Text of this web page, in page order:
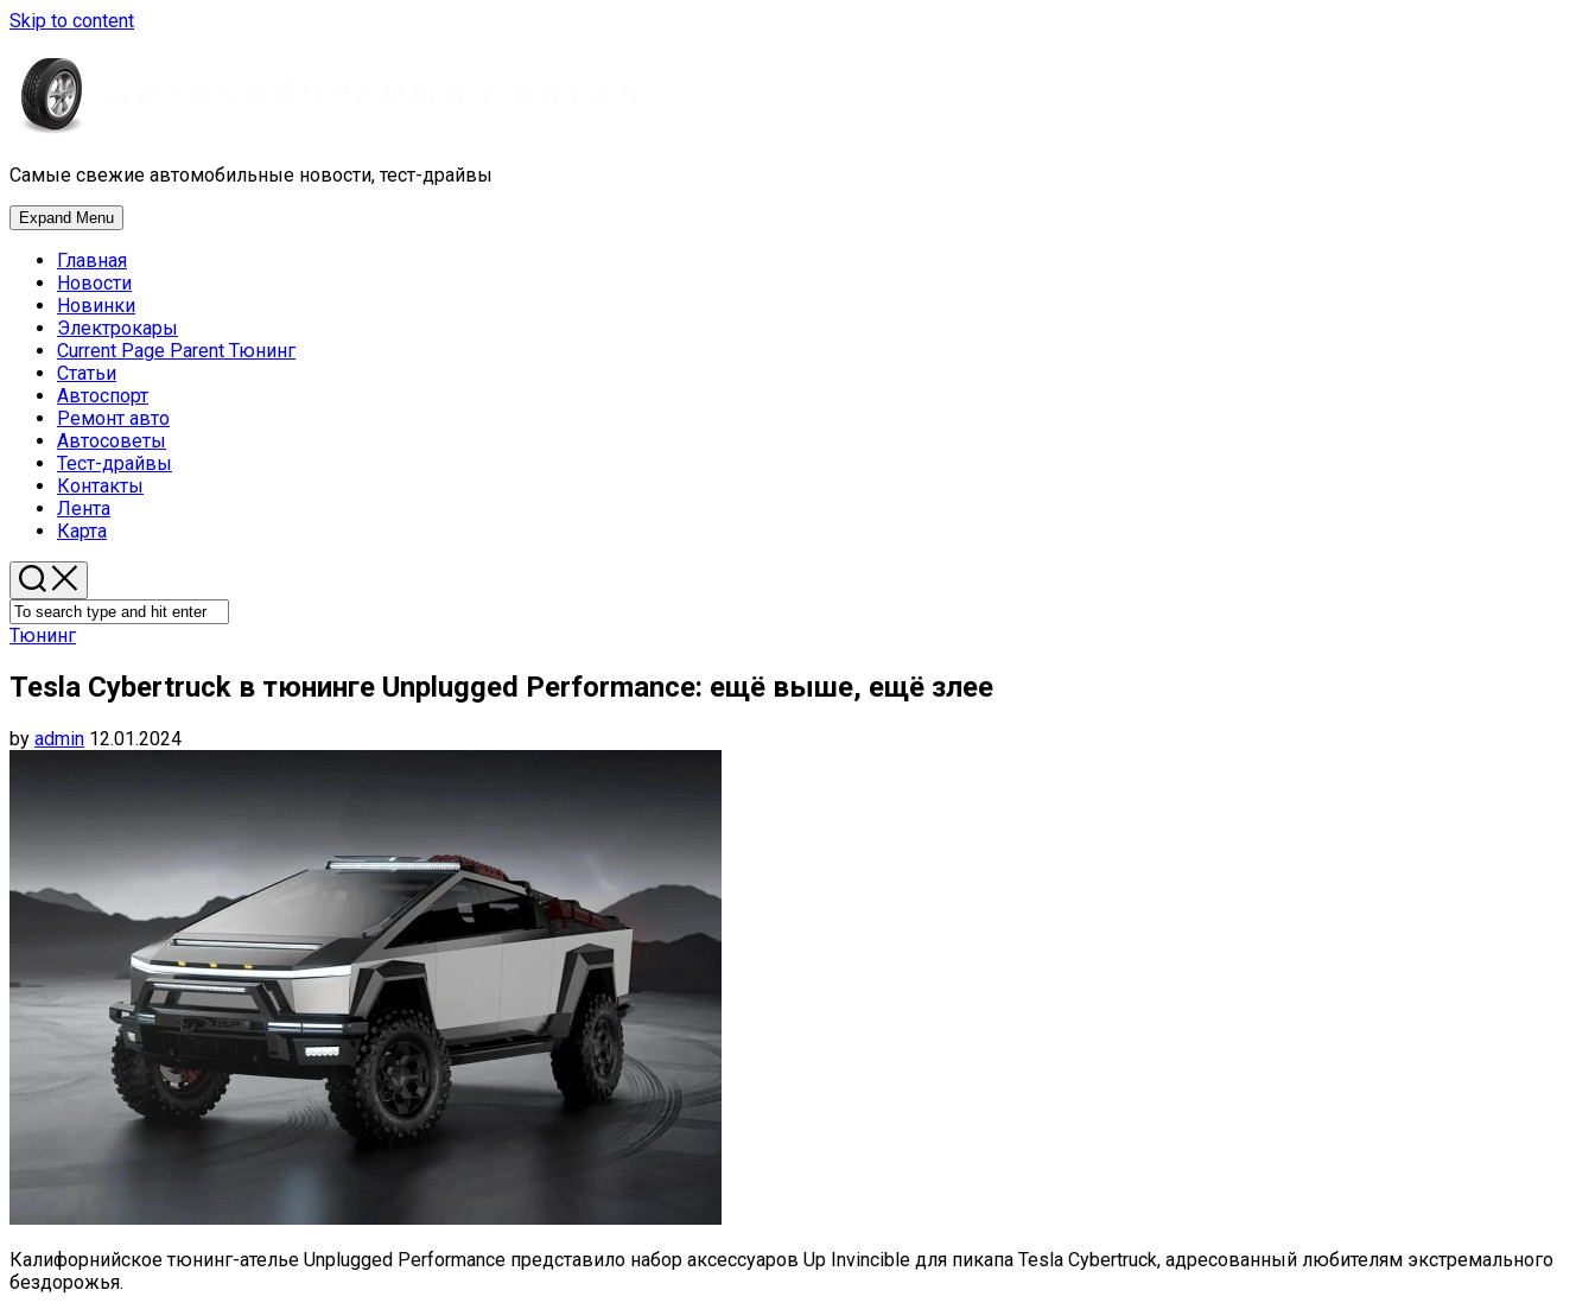
Skip to content
Самые свежие автомобильные новости, тест-драйвы
Expand Menu
Главная
Новости
Новинки
Электрокары
Current Page Parent Тюнинг
Статьи
Автоспорт
Ремонт авто
Автосоветы
Тест-драйвы
Контакты
Лента
Карта
Тюнинг
Tesla Cybertruck в тюнинге Unplugged Performance: ещё выше, ещё злее
by admin 12.01.2024
Калифорнийское тюнинг-ателье Unplugged Performance представило набор аксессуаров Up Invincible для пикапа Tesla Cybertruck, адресованный любителям экстремального
бездорожья.